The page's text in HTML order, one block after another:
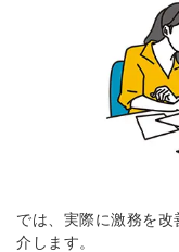
では、実際に激務を
介します。